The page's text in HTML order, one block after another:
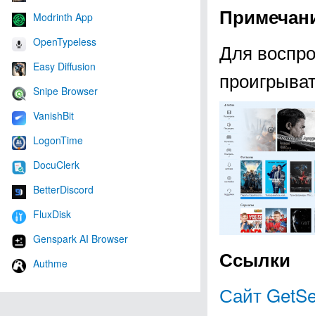
Modrinth App
OpenTypeless
Easy Diffusion
Snipe Browser
VanishBit
LogonTime
DocuClerk
BetterDiscord
FluxDisk
Genspark AI Browser
Authme
Для
Ссылки
Сайт